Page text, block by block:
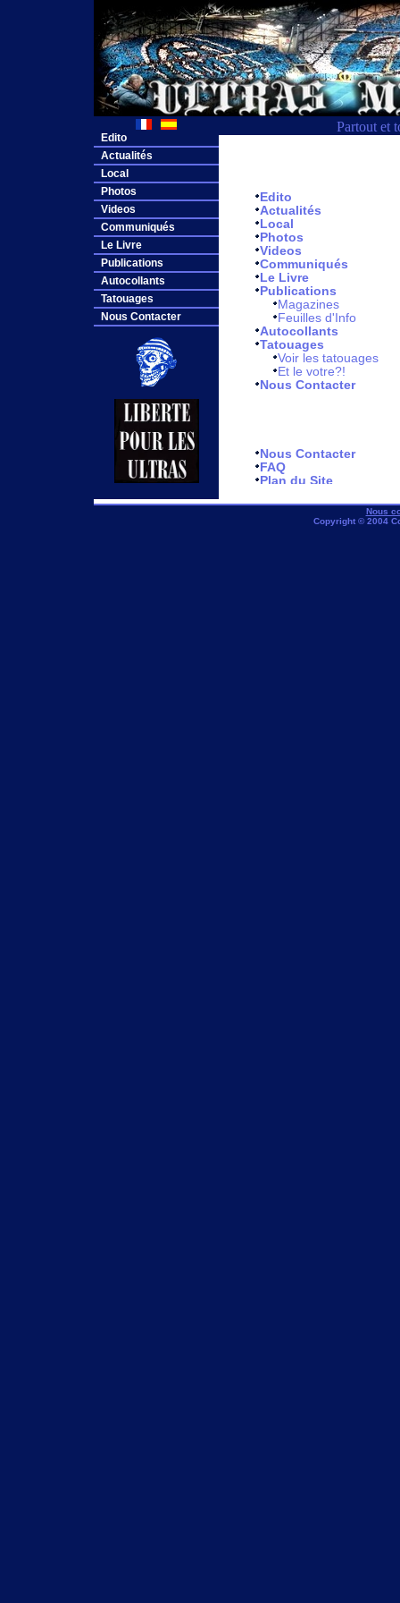
Partout et
Edito
Actualités
Local
Photos
Videos
Communiqués
Le Livre
Publications
Autocollants
Tatouages
Nous Contacter
Edito
Actualités
Local
Photos
Videos
Communiqués
Le Livre
Publications
Magazines
Feuilles d'Info
Autocollants
Tatouages
Voir les tatouages
Et le votre?!
Nous Contacter
Nous Contacter
FAQ
Plan du Site
Nous
Copyright © 2004